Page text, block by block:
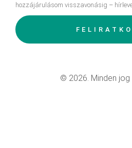
hozzájárulásom visszavonásig –
© 2026. Minden jog